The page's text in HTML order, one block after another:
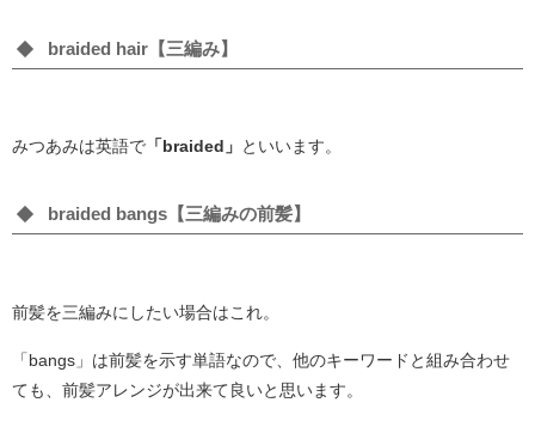
braided hair【三編み】
みつあみは英語で 「braided」 といいます。
braided bangs【三編みの前髪】
前髪を三編みにしたい場合はこれ。
「bangs」は前髪を示す単語なので、他のキーワードと組み合わせ
ても、前髪アレンジが出来て良いと思います。